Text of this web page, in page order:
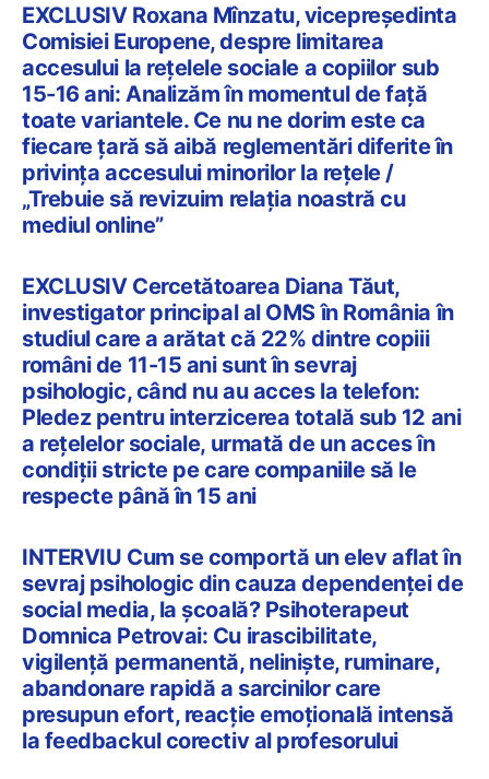
EXCLUSIV Roxana Mînzatu, vicepreședinta
Comisiei Europene, despre limitarea
accesului la rețelele sociale a copiilor sub
15-16 ani: Analizăm în momentul de față
toate variantele. Ce nu ne dorim este ca
fiecare țară să aibă reglementări diferite în
privința accesului minorilor la rețele /
„Trebuie să revizuim relația noastră cu
mediul online”
EXCLUSIV Cercetătoarea Diana Tăut,
investigator principal al OMS în România în
studiul care a arătat că 22% dintre copiii
români de 11-15 ani sunt în sevraj
psihologic, când nu au acces la telefon:
Pledez pentru interzicerea totală sub 12 ani
a rețelelor sociale, urmată de un acces în
condiții stricte pe care companiile să le
respecte până în 15 ani
INTERVIU Cum se comportă un elev aflat în
sevraj psihologic din cauza dependenței de
social media, la școală? Psihoterapeut
Domnica Petrovai: Cu irascibilitate,
vigilență permanentă, neliniște, ruminare,
abandonare rapidă a sarcinilor care
presupun efort, reacție emoțională intensă
la feedbackul corectiv al profesorului